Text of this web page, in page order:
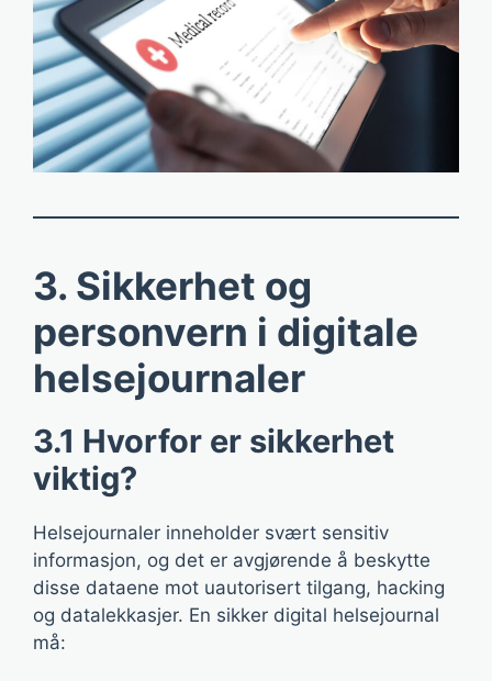
3. Sikkerhet og
personvern i digitale
helsejournaler
3.1 Hvorfor er sikkerhet
viktig?
Helsejournaler inneholder svært sensitiv
informasjon, og det er avgjørende å beskytte
disse dataene mot uautorisert tilgang, hacking
og datalekkasjer. En sikker digital helsejournal
må: